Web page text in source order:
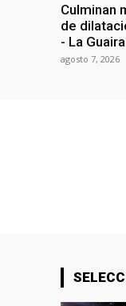
Culminan
de
- La Guaira
agosto 7, 2026